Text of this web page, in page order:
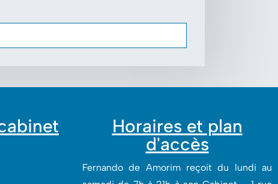
Horaires et plan
d'accès
Fernando de Amorim reçoit du lundi au